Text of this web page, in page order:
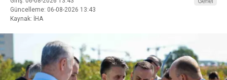
Güncelleme: 06-08-2026 13:43
Kaynak: İHA